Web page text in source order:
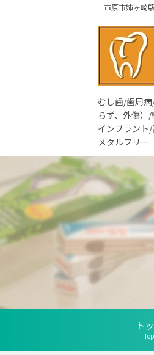
むし歯/歯周
らず、外傷）
インプラント
メタルフリー
ト
Top
市原市姉ヶ崎